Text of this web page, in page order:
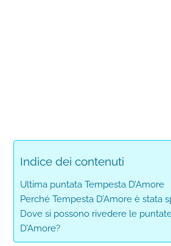
Indice dei contenuti
Ultima puntata Tempesta D’Amore
Perché Tempesta D’Amore è stata
Dove si possono rivedere le
D’Amore?